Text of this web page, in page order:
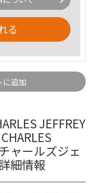
る
に追加
JEFFREY
ャールズジェ
細情報